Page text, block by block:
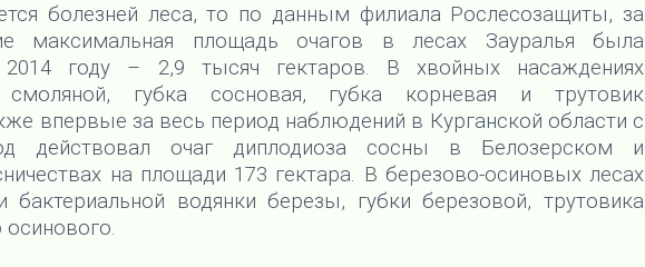
болезней леса, то по данным филиала Рослесозащиты, за
максимальная площадь очагов в лесах Зауралья была
2014 году – 2,9 тысяч гектаров. В хвойных насаждениях
губка сосновая, губка корневая и трутовик
впервые за весь период наблюдений в Курганской области с
действовал очаг диплодиоза сосны в Белозерском и
на площади 173 гектара. В березово-осиновых лесах
бактериальной водянки березы, губки березовой, трутовика